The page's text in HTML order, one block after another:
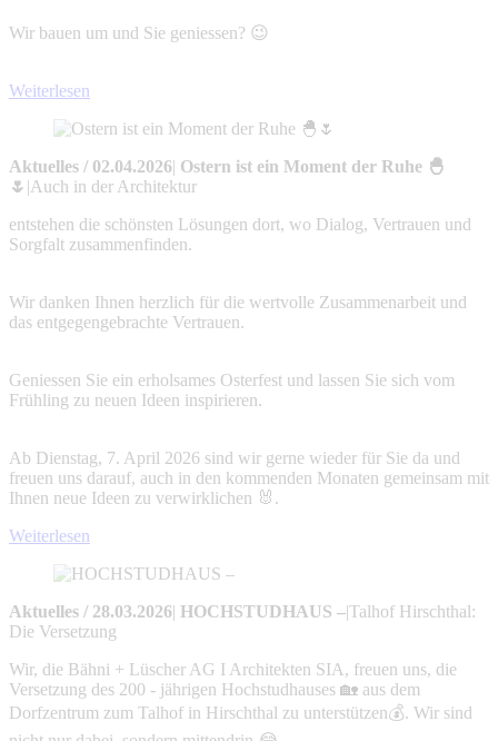
Wir bauen um und Sie geniessen? 😉
Weiterlesen
Aktuelles / 02.04.2026| Ostern ist ein Moment der Ruhe 🐣
🌷 |Auch in der Architektur
entstehen die schönsten Lösungen dort, wo Dialog, Vertrauen und
Sorgfalt zusammenfinden.
Wir danken Ihnen herzlich für die wertvolle Zusammenarbeit und
das entgegengebrachte Vertrauen.
Geniessen Sie ein erholsames Osterfest und lassen Sie sich vom
Frühling zu neuen Ideen inspirieren.
Ab Dienstag, 7. April 2026 sind wir gerne wieder für Sie da und
freuen uns darauf, auch in den kommenden Monaten gemeinsam mit
Ihnen neue Ideen zu verwirklichen 🐰.
Weiterlesen
Aktuelles / 28.03.2026| HOCHSTUDHAUS –|Talhof Hirschthal:
Die Versetzung
Wir, die Bähni + Lüscher AG I Architekten SIA, freuen uns, die
Versetzung des 200 - jährigen Hochstudhauses 🏡 aus dem
Dorfzentrum zum Talhof in Hirschthal zu unterstützen💰. Wir sind